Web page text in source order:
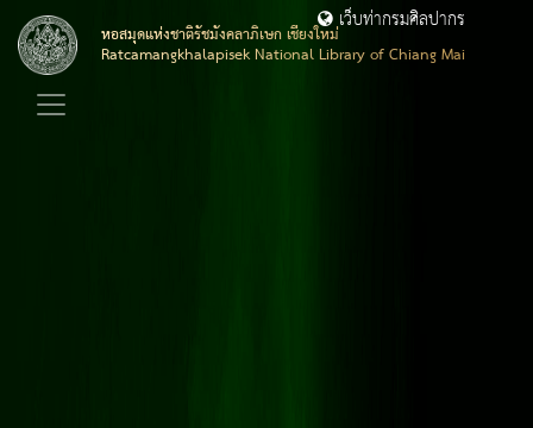
หอสมุดแห่งชาติรัชมังคลาภิเษก เชียงใหม่
Ratcamangkhalapisek National Library of Chiang Mai
เว็บท่ากรมศิลปากร